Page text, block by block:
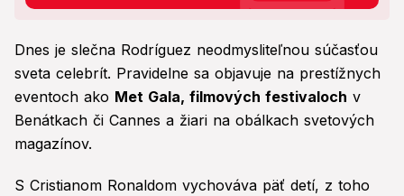
Dnes je slečna Rodríguez neodmysliteľnou súčasťou
sveta celebrít. Pravidelne sa objavuje na prestížnych
eventoch ako Met Gala, filmových festivaloch v
Benátkach či Cannes a žiari na obálkach svetových
magazínov.
S Cristianom Ronaldom vychováva päť detí, z toho